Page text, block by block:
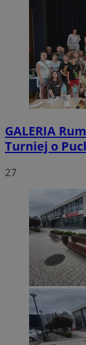
GALERIA
Turniej o
27